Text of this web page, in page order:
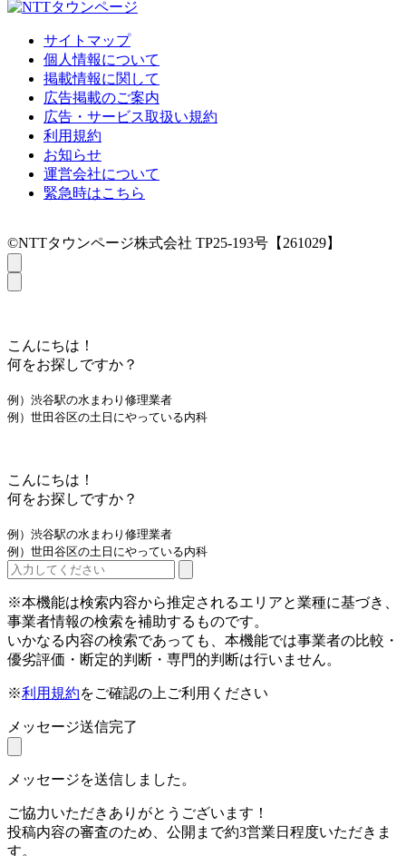
サイトマップ
個人情報について
掲載情報に関して
広告掲載のご案内
広告・サービス取扱い規約
利用規約
お知らせ
運営会社について
緊急時はこちら
©NTTタウンページ株式会社 TP25-193号【261029】
こんにちは！
何をお探しですか？
例）渋谷駅の水まわり修理業者
例）世田谷区の土日にやっている内科
こんにちは！
何をお探しですか？
例）渋谷駅の水まわり修理業者
例）世田谷区の土日にやっている内科
※本機能は検索内容から推定されるエリアと業種に基づき、
事業者情報の検索を補助するものです。
いかなる内容の検索であっても、本機能では事業者の比較・
優劣評価・断定的判断・専門的判断は行いません。
※利用規約をご確認の上ご利用ください
メッセージ送信完了
メッセージを送信しました。
ご協力いただきありがとうございます！
投稿内容の審査のため、公開まで約3営業日程度いただきま
す。